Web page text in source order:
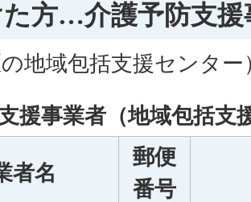
た方…介護予防支援
の地域包括支援センター
援事業者（地域包括支
者名
郵便
番号